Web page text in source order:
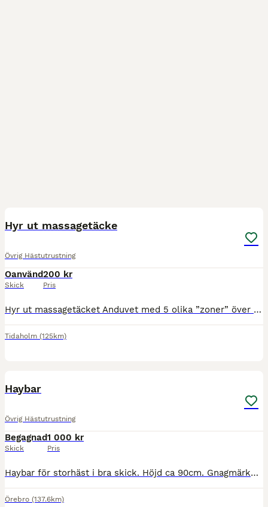
Hyr ut massagetäcke
Övrig Hästutrustning
Oanvänd
Skick
200 kr
Pris
Hyr ut massagetäcket Anduvet med 5 olika ”zoner” över hela hästens kropp som bidrar till maximal återhämtning samt njutning för hästen. Täcket stöttar upp med att rensa bort slaggprodukter, öka blod
Tidaholm (125km)
Haybar
Övrig Hästutrustning
Begagnad
Skick
1 000 kr
Pris
Haybar för storhäst i bra skick. Höjd ca 90cm. Gnagmärken på kanten finns - se bilder, samt lite ytliga repor på framsidan - se bild. Finns mellan Örebro - Vintrosa. Kan mötas upp vid Marieberg gal
Örebro (137.6km)